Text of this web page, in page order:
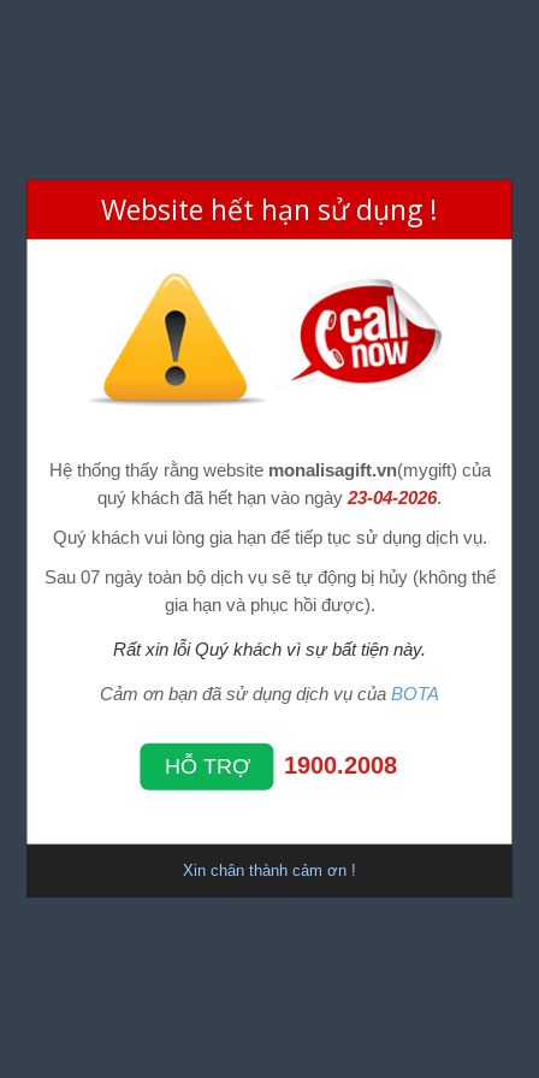
Website hết hạn sử dụng !
Hệ thống thấy rằng website monalisagift.vn(mygift) của
quý khách đã hết hạn vào ngày 23-04-2026.
Quý khách vui lòng gia hạn để tiếp tục sử dụng dịch vụ.
Sau 07 ngày toàn bộ dịch vụ sẽ tự động bị hủy (không thể
gia hạn và phục hồi được).
Rất xin lỗi Quý khách vì sự bất tiện này.
Cảm ơn bạn đã sử dụng dịch vụ của BOTA
HỖ TRỢ 1900.2008
Xin chân thành cảm ơn !